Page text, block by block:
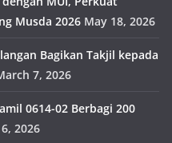
Musda 2026 May 18, 2026
Bagikan Takjil kepada
7, 2026
0614-02 Berbagi 200
2026